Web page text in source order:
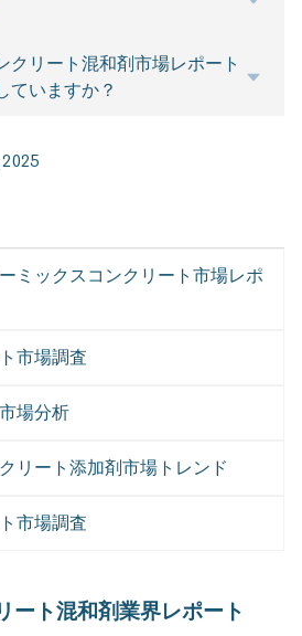
クリート混和剤市場レポート
ていますか？
ミックスコンクリート市場レポ
市場調査
場分析
リート添加剤市場トレンド
市場調査
ート混和剤業界レポート